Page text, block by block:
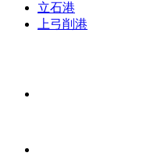
立石港
上弓削港